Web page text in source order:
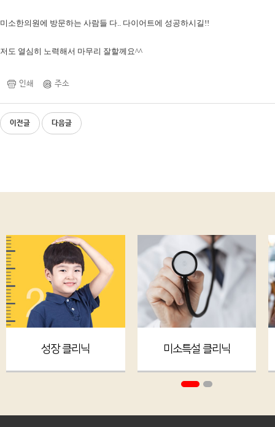
미소한의원에 방문하는 사람들 다.. 다이어트에 성공하시길!!
저도 열심히 노력해서 마무리 잘할께요^^
인쇄 주소
이전글 다음글
성장 클리닉 미소특설 클리닉